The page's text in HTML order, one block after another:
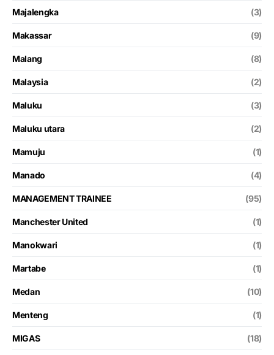
Majalengka (3)
Makassar (9)
Malang (8)
Malaysia (2)
Maluku (3)
Maluku utara (2)
Mamuju (1)
Manado (4)
MANAGEMENT TRAINEE (95)
Manchester United (1)
Manokwari (1)
Martabe (1)
Medan (10)
Menteng (1)
MIGAS (18)